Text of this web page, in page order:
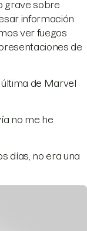
grave sobre
información
ver fuegos
de
última de Marvel
no me he
días, no era una